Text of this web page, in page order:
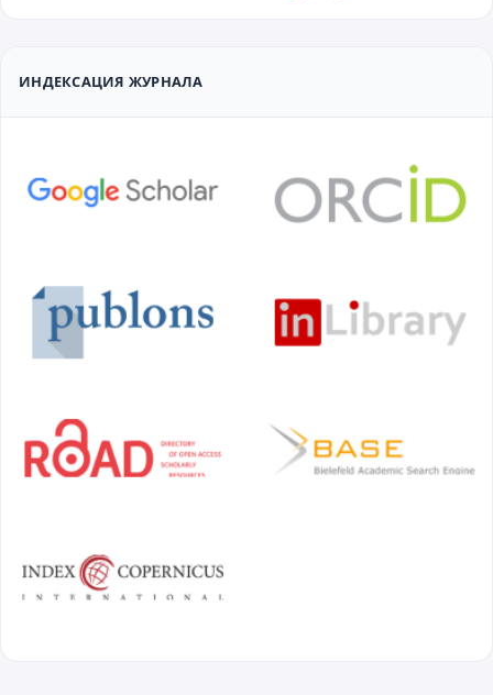
ИНДЕКСАЦИЯ ЖУРНАЛА